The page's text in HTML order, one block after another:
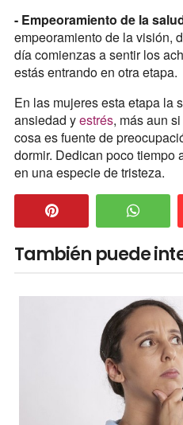
- Empeoramiento de la
empeoramiento de la visión,
día comienzas a sentir los
estás entrando en otra etapa.
En las mujeres esta etapa la
ansiedad yestrés, más aun
cosa es fuente de
dormir. Dedican poco tiempo
en una especie de tristeza.
También puede